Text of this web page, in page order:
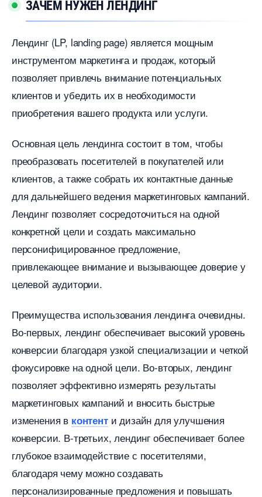
ЗАЧЕМ НУЖЕН ЛЕНДИНГ
Лендинг (LP, landing page) является мощным
инструментом маркетинга и продаж, который
позволяет привлечь внимание потенциальных
клиентов и убедить их в необходимости
приобретения вашего продукта или услуги.​
Основная цель лендинга состоит в том, чтобы
преобразовать посетителей в покупателей или
клиентов, а также собрать их контактные данные
для дальнейшего ведения маркетинговых кампаний.​
Лендинг позволяет сосредоточиться на одной
конкретной цели и создать максимально
персонифицированное предложение,
привлекающее внимание и вызывающее доверие у
целевой аудитории.
Преимущества использования лендинга очевидны.​
о-первых, лендинг обеспечивает высокий уровень
конверсии благодаря узкой специализации и четкой
фокусировке на одной цели.​ Во-вторых, лендин
позволяет эффективно измерять результаты
маркетинговых кампаний и вносить быстрые
изменения контенти дизайн для улучшения
конверсии.​ В-третьих, лендинг обеспечивает более
лубокое взаимодействие с посетителями,
лагодаря чему можно создавать
персонализированные предложения и повышать